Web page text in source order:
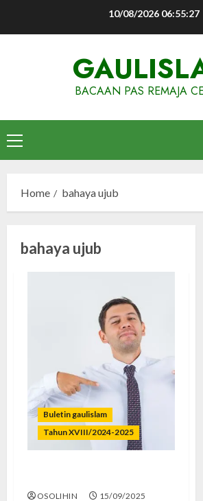
10/08/2026 06:55:28
BACAAN PAS REMAJA
Primary
Menu
Home bahaya ujub
bahaya ujub
Buletin gaulislam
Tahun XVIII/2024-2025
OSOLIHIN
15/09/2025